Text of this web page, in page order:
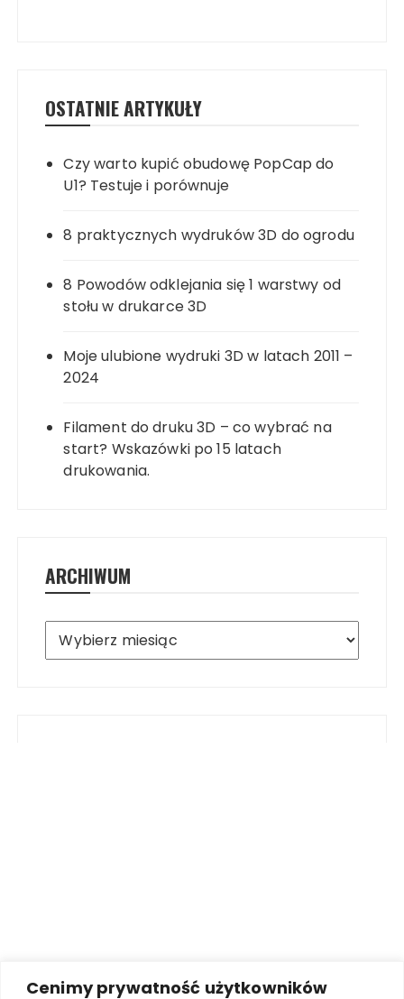
Cenimy prywatność użytkowników
OSTATNIE ARTYKUŁY
Czy warto kupić obudowę PopCap do
U1? Testuje i porównuje
8 praktycznych wydruków 3D do ogrodu
8 Powodów odklejania się 1 warstwy od
stołu w drukarce 3D
Moje ulubione wydruki 3D w latach 2011 –
2024
Filament do druku 3D – co wybrać na
start? Wskazówki po 15 latach
drukowania.
ARCHIWUM
Archiwum